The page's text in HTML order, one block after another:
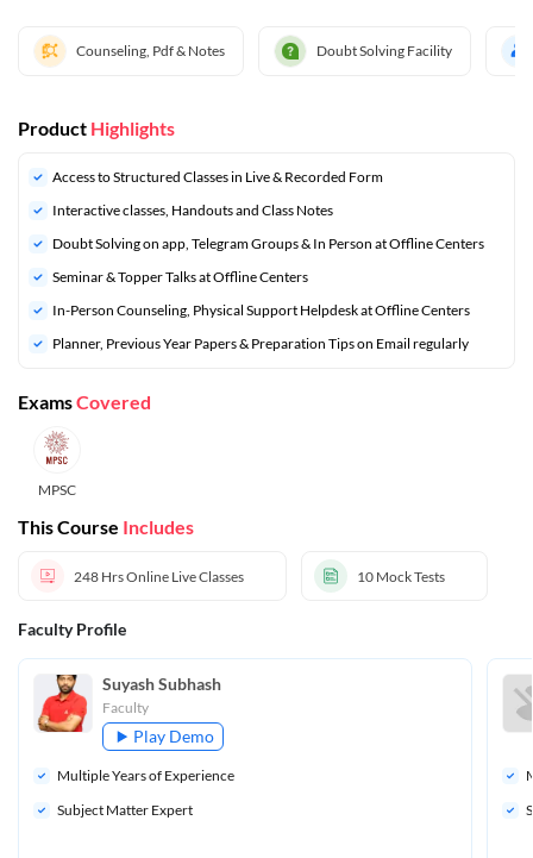
Counseling, Pdf & Notes Doubt Solving Facility
Product Highlights
Access to Structured Classes in Live & Recorded Form
Interactive classes, Handouts and Class Notes
Doubt Solving on app, Telegram Groups & In Person at Offline Centers
Seminar & Topper Talks at Offline Centers
In-Person Counseling, Physical Support Helpdesk at Offline Centers
⁠Planner, Previous Year Papers & Preparation Tips on Email regularly
ExamsCovered
MPSC
This Course Includes
248 HrsOnline Live Classes 10 Mock Tests
Faculty Profile
Suyash Subhash
Faculty
Play Demo
Multiple Years of Experience
Subject Matter Expert